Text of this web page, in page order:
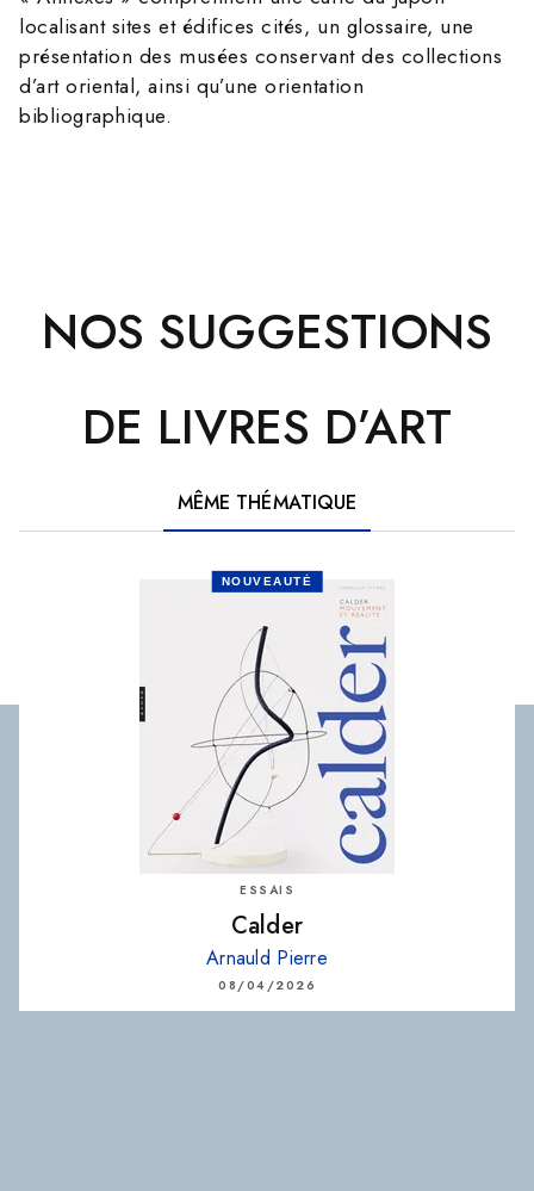
localisant sites et édifices cités, un glossaire, une
présentation des musées conservant des collections
d’art oriental, ainsi qu’une orientation
bibliographique.
NOS SUGGESTIONS
DE LIVRES D’ART
MÊME THÉMATIQUE
NOUVEAUTÉ
ESSAIS
Calder
Arnauld Pierre
08/04/2026